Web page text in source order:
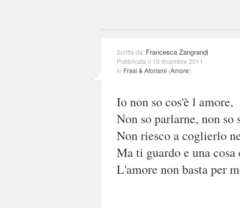
Scritta da: Francesca Zangrandi
Pubblicata il 19 dicembre 2011
in Frasi & Aforismi (Amore)
Io non so cos'è l amore,
Non so parlarne, non so
Non riesco a coglierlo
Ma ti guardo e una
L'amore non basta per